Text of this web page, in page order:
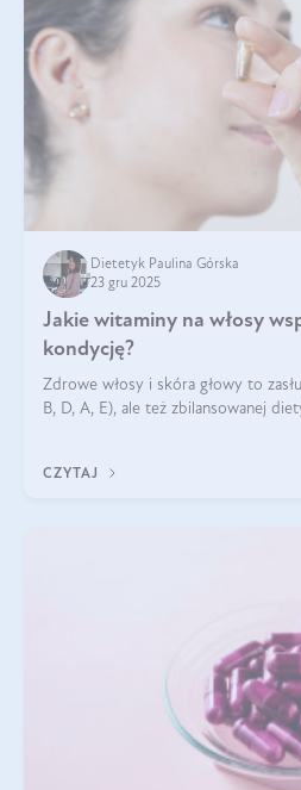
Dietetyk Paulina Górska
23 gru 2025
Jakie witaminy na włosy
kondycję?
Zdrowe włosy i skóra głowy to
B, D, A, E), ale też zbilansowanej
CZYTAJ